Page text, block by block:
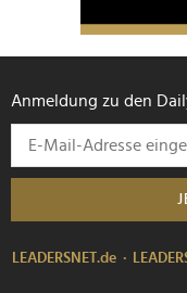
Anmeldung zu den
LEADERSNET.de